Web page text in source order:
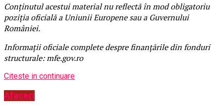
Conținutul acestui material nu reflectă în mod obligatoriu
poziția oficială a Uniunii Europene sau a Guvernului
României.
Informații oficiale complete despre finanțările din fonduri
structurale: mfe.gov.ro
Citeste in continuare
Afaceri